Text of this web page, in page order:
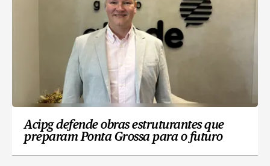
Acipg defende obras estruturantes que
preparam Ponta Grossa para o futuro